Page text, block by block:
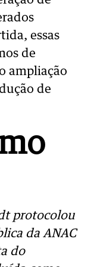
essas
de
ampliação
de
protocolou
da ANAC
do